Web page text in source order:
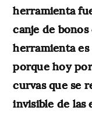
herramienta
canje de bonos
herramienta
porque hoy
curvas que se
invisible de las